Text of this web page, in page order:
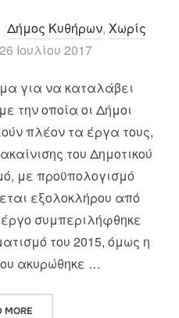
Δήμος Κυθήρων, Χωρίς
Posted
26 Ιουλίου 2017
για να καταλάβει
την οποία οι Δήμοι
πλέον τα έργα τους,
του Δημοτικού
με προϋπολογισμό
εξολοκλήρου από
συμπεριλήφθηκε
του 2015, όμως η
ακυρώθηκε …
MORE“Η ΠΕΡΙΠΕΤΕΙΑ ΕΝΟΣ ΕΡΓΟΥ: